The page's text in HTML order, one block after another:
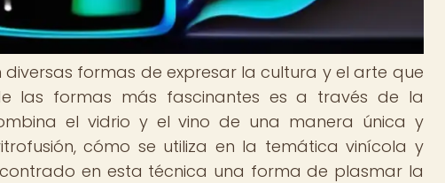
diversas formas de expresar la cultura y el arte que
las formas más fascinantes es a través de la
el vidrio y el vino de una manera única y
cómo se utiliza en la temática vinícola y
en esta técnica una forma de plasmar la